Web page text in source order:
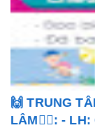
🙌 TRUNG
LÂM🏊‍♂️: -